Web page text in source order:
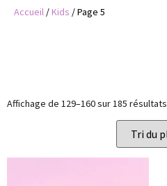
Accueil /Kids / Page 5
Affichage de 129–160 sur 185 résultats